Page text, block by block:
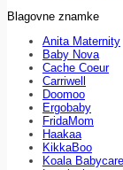
Blagovne znamke
Anita Maternity
Baby Nova
Cache Coeur
Carriwell
Doomoo
Ergobaby
FridaMom
Haakaa
KikkaBoo
Koala Babycare